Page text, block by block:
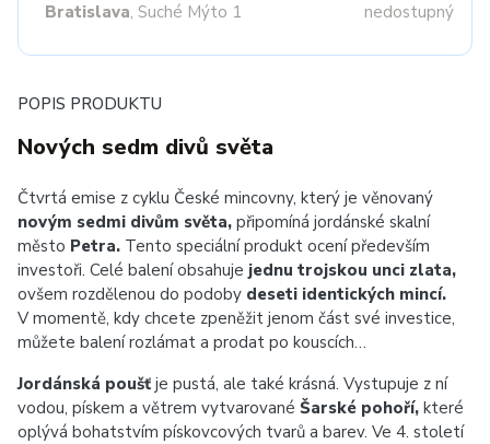
Bratislava, Suché Mýto 1 nedostupný
POPIS PRODUKTU
Nových sedm divů světa
Čtvrtá emise z cyklu České mincovny, který je věnovaný
novým sedmi divům světa, připomíná jordánské skalní
město Petra. Tento speciální produkt ocení především
investoři. Celé balení obsahuje jednu trojskou unci zlata,
ovšem rozdělenou do podoby deseti identických mincí.
V momentě, kdy chcete zpeněžit jenom část své investice,
můžete balení rozlámat a prodat po kouscích…
Jordánská poušť je pustá, ale také krásná. Vystupuje z ní
vodou, pískem a větrem vytvarované Šarské pohoří, které
oplývá bohatstvím pískovcových tvarů a barev. Ve 4. století